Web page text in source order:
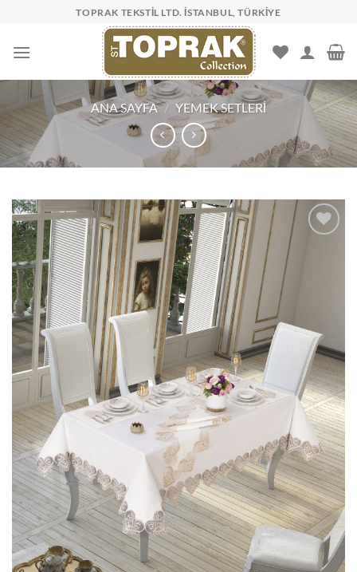
TOPRAK TEKSTIL LTD. İSTANBUL, TÜRKIYE
ANA SAYFA / YEMEK SETLERI
İSTEK
LISTESINE
EKLE